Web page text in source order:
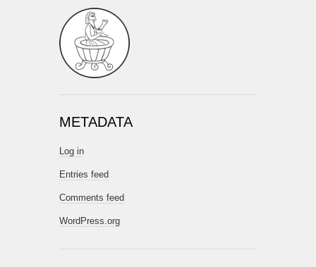
METADATA
Log in
Entries feed
Comments feed
WordPress.org